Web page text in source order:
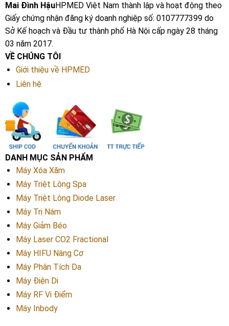
Mai Đình HậuHPMED Việt Nam thành lập và hoạt động theo
Giấy chứng nhận đăng ký doanh nghiệp số: 0107777399 do
Sở Kế hoạch và Đầu tư thành phố Hà Nội cấp ngày 28 tháng
03 năm 2017.
VỀ CHÚNG TÔI
Giới thiệu về HPMED
Liên hệ
DANH MỤC SẢN PHẨM
Máy Xóa Xăm
Máy Triệt Lông Spa
Máy Triệt Lông Diode Laser
Máy Trị Nám
Máy Giảm Béo
Máy Laser CO2 Fractional
Máy HIFU Nâng Cơ
Máy Phân Tích Da
Máy Điện Di
Máy RF Vi Điểm
Máy Inbody